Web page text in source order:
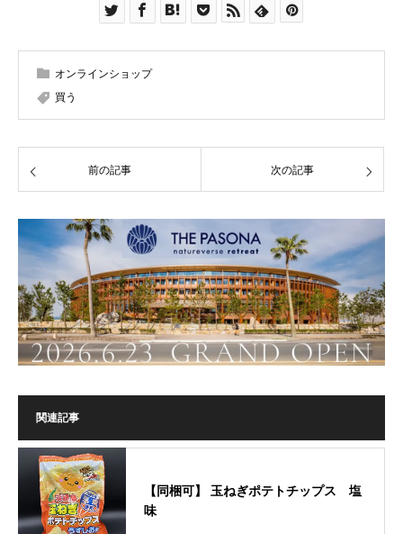
オンラインショップ
買う
前の記事 次の記事
関連記事
【同梱可】 玉ねぎポテトチップス 塩
味